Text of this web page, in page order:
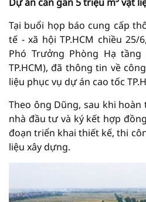
Tại buổi họp báo cung cấp
tế - xã hội TP.HCM chiều 25/
Phó Trưởng Phòng Hạ
TP.HCM), đã thông tin về
liệu phục vụ dự án cao tốc
Theo ông Dũng, sau khi
nhà đầu tư và ký kết hợp
đoạn triển khai thiết kế, thi
liệu xây dựng.